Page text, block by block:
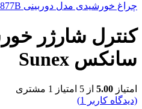
چراغ خورشیدی مدل دوربینی CL-877B
سانکس Sunex
امتیاز 5.00 از 5 امتیاز 1 مشتری
(دیدگاه کاربر
1
)